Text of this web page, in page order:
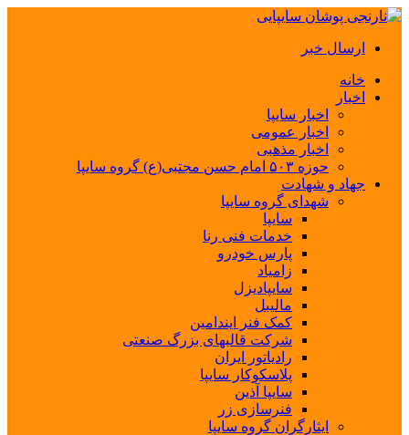
ارسال خبر
خانه
اخبار
اخبار سایپا
اخبار عمومی
اخبار مذهبی
حوزه ۵۰۳ امام حسن مجتبی(ع) گروه سایپا
جهاد و شهادت
شهدای گروه سایپا
سایپا
خدمات فنی رنا
پارس خودرو
زامیاد
سایپادیزل
مالیبل
کمک فنر ایندامین
شرکت قالبهای بزرگ صنعتی
رادیاتور ایران
پلاسکوکار سایپا
سایپا آذین
فنرسازی زر
ایثارگران گروه سایپا